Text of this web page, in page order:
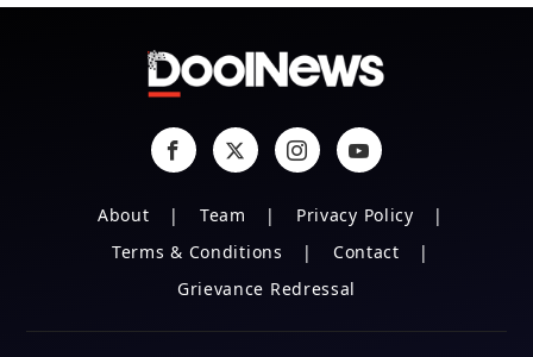
About Team
Privacy Policy
Terms & Conditions
Contact
Grievance Redressal